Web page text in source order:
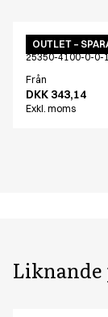
OUTLET –
Unisex
25350-4100-0-0-
Från
DKK 343,14
Exkl. moms